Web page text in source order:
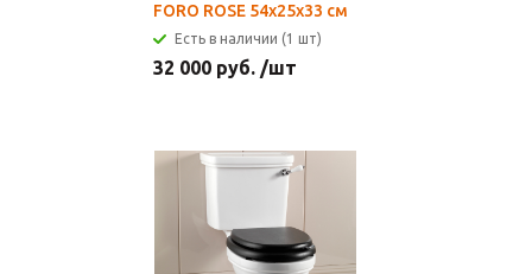
FORO ROSE 54х25х33 см
Есть в наличии (1 шт)
32 000 руб. /шт